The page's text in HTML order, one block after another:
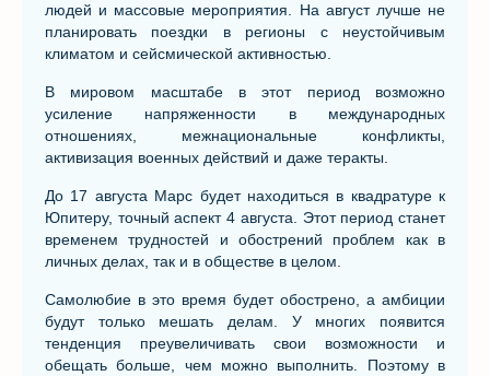
людей и массовые мероприятия. На август лучше не
планировать поездки в регионы с неустойчивым
климатом и сейсмической активностью.
В мировом масштабе в этот период возможно
усиление напряженности в международных
отношениях, межнациональные конфликты,
активизация военных действий и даже теракты.
До 17 августа Марс будет находиться в квадратуре к
Юпитеру, точный аспект 4 августа. Этот период станет
временем трудностей и обострений проблем как в
личных делах, так и в обществе в целом.
Самолюбие в это время будет обострено, а амбиции
будут только мешать делам. У многих появится
тенденция преувеличивать свои возможности и
обещать больше, чем можно выполнить. Поэтому в